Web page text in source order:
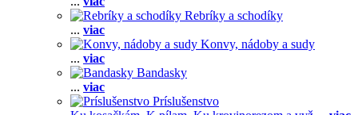
Rebríky a schodíky
... viac
Konvy, nádoby a sudy
... viac
Bandasky
... viac
Príslušenstvo